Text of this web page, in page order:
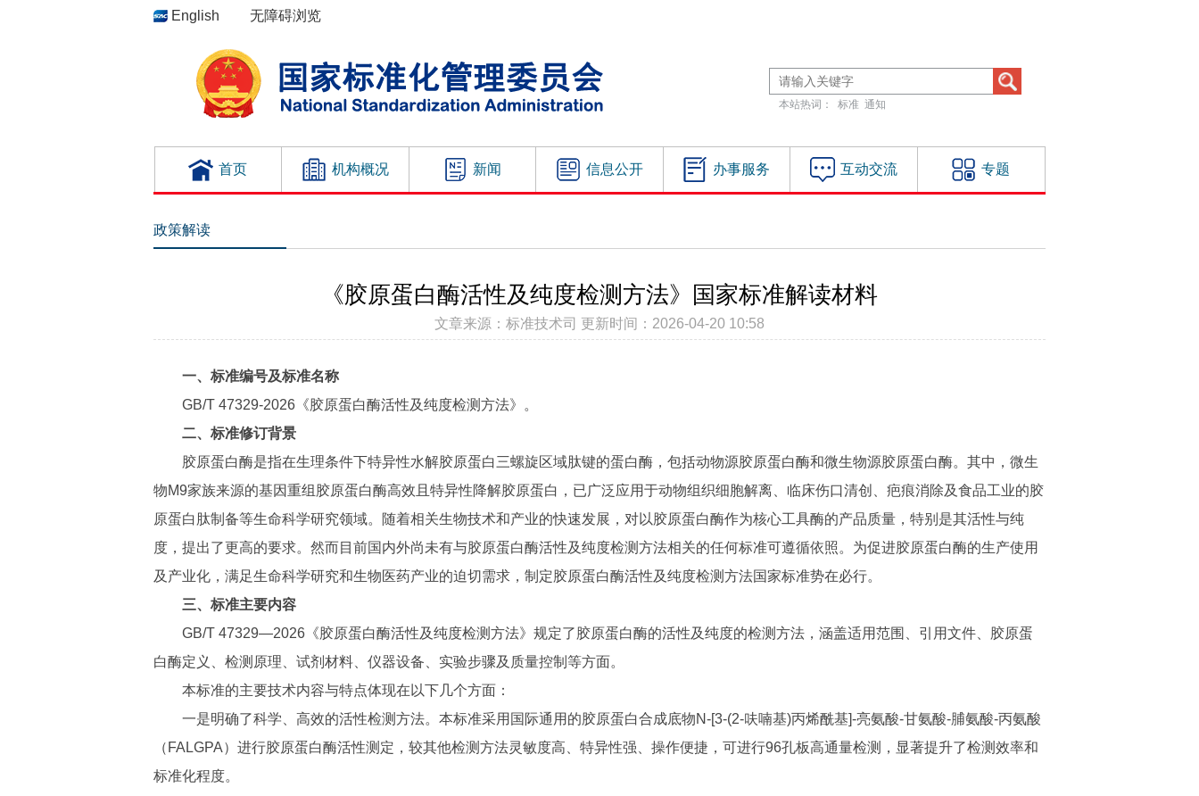
English 无障碍浏览
本站热词： 标准 通知
首页 机构概况 新闻 信息公开 办事服务 互动交流 专题
政策解读
《胶原蛋白酶活性及纯度检测方法》国家标准解读材料
文章来源：标准技术司 更新时间：2026-04-20 10:58
一、标准编号及标准名称
GB/T 47329-2026《胶原蛋白酶活性及纯度检测方法》。
二、标准修订背景
胶原蛋白酶是指在生理条件下特异性水解胶原蛋白三螺旋区域肽键的蛋白酶，包括动物源胶原蛋白酶和微生物源胶原蛋白酶。其中，微生
物M9家族来源的基因重组胶原蛋白酶高效且特异性降解胶原蛋白，已广泛应用于动物组织细胞解离、临床伤口清创、疤痕消除及食品工业的胶
原蛋白肽制备等生命科学研究领域。随着相关生物技术和产业的快速发展，对以胶原蛋白酶作为核心工具酶的产品质量，特别是其活性与纯
度，提出了更高的要求。然而目前国内外尚未有与胶原蛋白酶活性及纯度检测方法相关的任何标准可遵循依照。为促进胶原蛋白酶的生产使用
及产业化，满足生命科学研究和生物医药产业的迫切需求，制定胶原蛋白酶活性及纯度检测方法国家标准势在必行。
三、标准主要内容
GB/T 47329—2026《胶原蛋白酶活性及纯度检测方法》规定了胶原蛋白酶的活性及纯度的检测方法，涵盖适用范围、引用文件、胶原蛋
白酶定义、检测原理、试剂材料、仪器设备、实验步骤及质量控制等方面。
本标准的主要技术内容与特点体现在以下几个方面：
一是明确了科学、高效的活性检测方法。本标准采用国际通用的胶原蛋白合成底物N-[3-(2-呋喃基)丙烯酰基]-亮氨酸-甘氨酸-脯氨酸-丙氨酸
（FALGPA）进行胶原蛋白酶活性测定，较其他检测方法灵敏度高、特异性强、操作便捷，可进行96孔板高通量检测，显著提升了检测效率和
标准化程度。